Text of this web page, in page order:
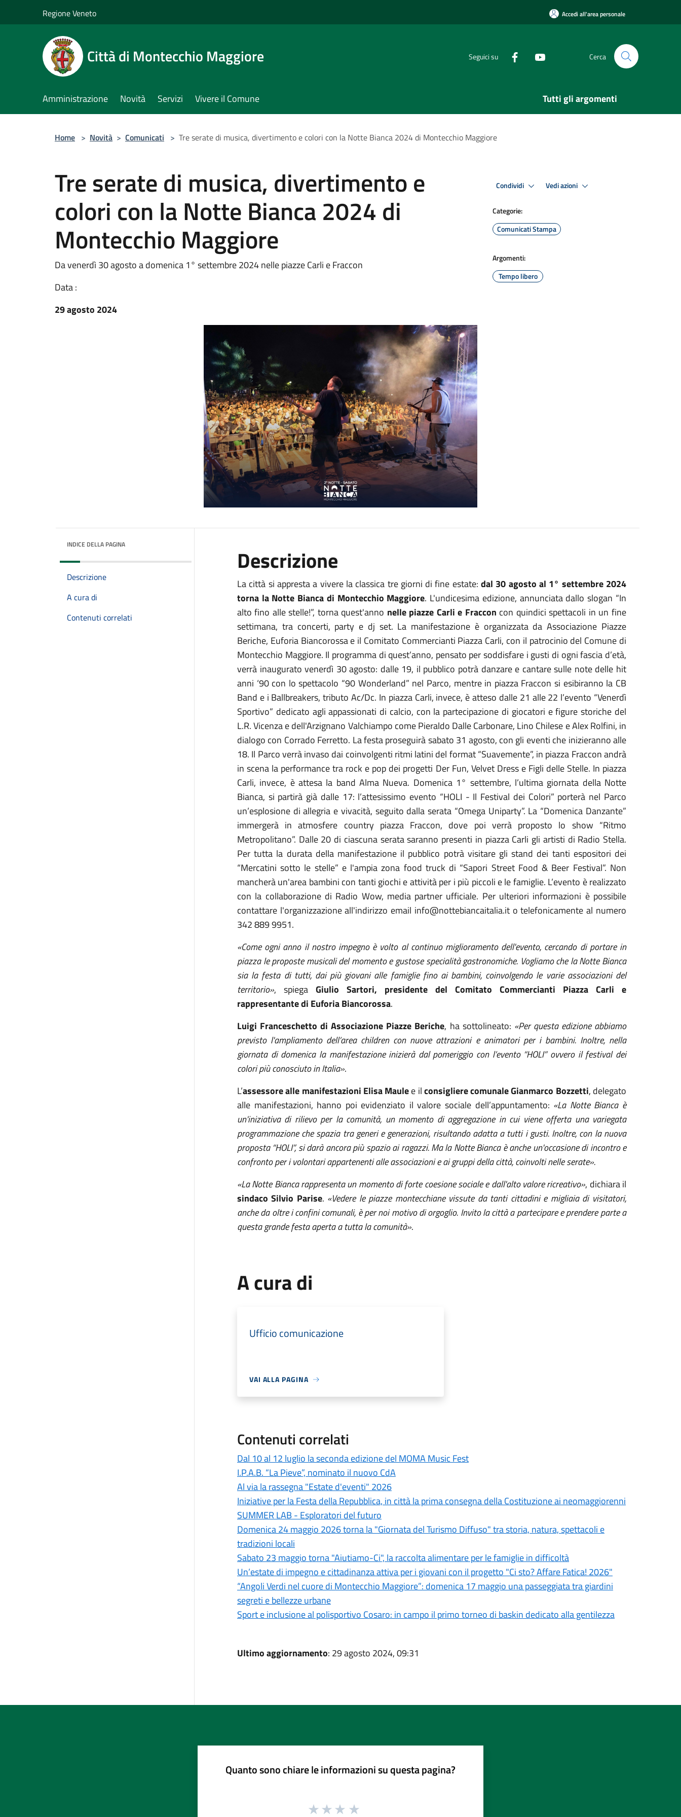
Regione Veneto Accedi all'area personale
Città di Montecchio Maggiore Seguici su Cerca
Amministrazione Novità Servizi Vivere il Comune Tutti gli argomenti
Home > Novità > Comunicati > Tre serate di musica, divertimento e colori con la Notte Bianca 2024 di Montecchio Maggiore
Tre serate di musica, divertimento e
colori con la Notte Bianca 2024 di
Montecchio Maggiore
Da venerdì 30 agosto a domenica 1° settembre 2024 nelle piazze Carli e Fraccon
Data :
29 agosto 2024
Condividi Vedi azioni
Categorie:
Comunicati Stampa
Argomenti:
Tempo libero
INDICE DELLA PAGINA
Descrizione
A cura di
Contenuti correlati
Descrizione
La città si appresta a vivere la classica tre giorni di fine estate:dal 30 agosto al 1° settembre 2024
torna la Notte Bianca di Montecchio Maggiore. L'undicesima edizione, annunciata dallo slogan “In
alto fino alle stelle!”, torna quest'anno nelle piazze Carli e Fraccon con quindici spettacoli in un fine
settimana, tra concerti, party e dj set. La manifestazione è organizzata da Associazione Piazze
Beriche, Euforia Biancorossa e il Comitato Commercianti Piazza Carli, con il patrocinio del Comune di
Montecchio Maggiore. Il programma di quest’anno, pensato per soddisfare i gusti di ogni fascia d’età,
verrà inaugurato venerdì 30 agosto: dalle 19, il pubblico potrà danzare e cantare sulle note delle hit
anni ‘90 con lo spettacolo “90 Wonderland” nel Parco, mentre in piazza Fraccon si esibiranno la CB
Band e i Ballbreakers, tributo Ac/Dc. In piazza Carli, invece, è atteso dalle 21 alle 22 l’evento “Venerdì
Sportivo” dedicato agli appassionati di calcio, con la partecipazione di giocatori e figure storiche del
L.R. Vicenza e dell'Arzignano Valchiampo come Pieraldo Dalle Carbonare, Lino Chilese e Alex Rolfini, in
dialogo con Corrado Ferretto. La festa proseguirà sabato 31 agosto, con gli eventi che inizieranno alle
18. Il Parco verrà invaso dai coinvolgenti ritmi latini del format “Suavemente”, in piazza Fraccon andrà
in scena la performance tra rock e pop dei progetti Der Fun, Velvet Dress e Figli delle Stelle. In piazza
Carli, invece, è attesa la band Alma Nueva. Domenica 1° settembre, l’ultima giornata della Notte
Bianca, si partirà già dalle 17: l’attesissimo evento “HOLI - Il Festival dei Colori” porterà nel Parco
un’esplosione di allegria e vivacità, seguito dalla serata “Omega Uniparty”. La “Domenica Danzante”
immergerà in atmosfere country piazza Fraccon, dove poi verrà proposto lo show “Ritmo
Metropolitano”. Dalle 20 di ciascuna serata saranno presenti in piazza Carli gli artisti di Radio Stella.
Per tutta la durata della manifestazione il pubblico potrà visitare gli stand dei tanti espositori dei
“Mercatini sotto le stelle” e l'ampia zona food truck di “Sapori Street Food & Beer Festival”. Non
mancherà un'area bambini con tanti giochi e attività per i più piccoli e le famiglie. L’evento è realizzato
con la collaborazione di Radio Wow, media partner ufficiale. Per ulteriori informazioni è possibile
contattare l'organizzazione all'indirizzo email info@nottebiancaitalia.it o telefonicamente al numero
342 889 9951.
«Come ogni anno il nostro impegno è volto al continuo miglioramento dell'evento, cercando di portare in
piazza le proposte musicali del momento e gustose specialità gastronomiche. Vogliamo che la Notte Bianca
sia la festa di tutti, dai più giovani alle famiglie fino ai bambini, coinvolgendo le varie associazioni del
territorio», spiega Giulio Sartori, presidente del Comitato Commercianti Piazza Carli e
rappresentante di Euforia Biancorossa.
Luigi Franceschetto di Associazione Piazze Beriche, ha sottolineato: «Per questa edizione abbiamo
previsto l'ampliamento dell’area children con nuove attrazioni e animatori per i bambini. Inoltre, nella
giornata di domenica la manifestazione inizierà dal pomeriggio con l’evento “HOLI” ovvero il festival dei
colori più conosciuto in Italia».
L’assessore alle manifestazioni Elisa Maulee ilconsigliere comunaleGianmarco Bozzetti, delegato
alle manifestazioni, hanno poi evidenziato il valore sociale dell’appuntamento: «La Notte Bianca è
un'iniziativa di rilievo per la comunità, un momento di aggregazione in cui viene offerta una variegata
programmazione che spazia tra generi e generazioni, risultando adatta a tutti i gusti. Inoltre, con la nuova
proposta “HOLI”, si darà ancora più spazio ai ragazzi. Ma la Notte Bianca è anche un'occasione di incontro e
confronto per i volontari appartenenti alle associazioni e ai gruppi della città, coinvolti nelle serate».
«La Notte Bianca rappresenta un momento di forte coesione sociale e dall'alto valore ricreativo», dichiara il
sindaco Silvio Parise. «Vedere le piazze montecchiane vissute da tanti cittadini e migliaia di visitatori,
anche da oltre i confini comunali, è per noi motivo di orgoglio. Invito la città a partecipare e prendere parte a
questa grande festa aperta a tutta la comunità».
A cura di
Ufficio comunicazione
VAI ALLA PAGINA
Contenuti correlati
Dal 10 al 12 luglio la seconda edizione del MOMA Music Fest
I.P.A.B. “La Pieve”, nominato il nuovo CdA
Al via la rassegna "Estate d'eventi" 2026
Iniziative per la Festa della Repubblica, in città la prima consegna della Costituzione ai neomaggiorenni
SUMMER LAB - Esploratori del futuro
Domenica 24 maggio 2026 torna la "Giornata del Turismo Diffuso" tra storia, natura, spettacoli e
tradizioni locali
Sabato 23 maggio torna "Aiutiamo-Ci", la raccolta alimentare per le famiglie in difficoltà
Un’estate di impegno e cittadinanza attiva per i giovani con il progetto "Ci sto? Affare Fatica! 2026"
“Angoli Verdi nel cuore di Montecchio Maggiore”: domenica 17 maggio una passeggiata tra giardini
segreti e bellezze urbane
Sport e inclusione al polisportivo Cosaro: in campo il primo torneo di baskin dedicato alla gentilezza
Ultimo aggiornamento: 29 agosto 2024, 09:31
Quanto sono chiare le informazioni su questa pagina?